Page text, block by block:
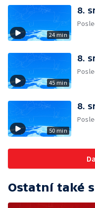
24 min
8.
45 min
8.
50 min
8.
Ostatní také